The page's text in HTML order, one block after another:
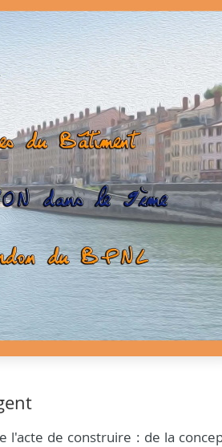
de construire : de la